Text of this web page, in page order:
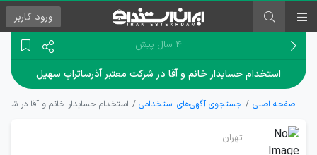
ورود کاربر
۴ سال پیش
استخدام حسابدار خانم و آقا در شرکت معتبر آذرساتراپ سهیل
صفحه اصلی جستجوی آگهی‌های استخدامی استخدام حسابدار خانم و آقا در
تهران